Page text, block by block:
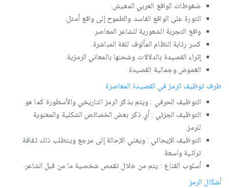
ضغوطات الواقع العربي المعيش.
الثورة على الواقع الفاسد والطموح إلى واقع أمثل.
واقع التجربة الشعورية للشاعر المعاصر.
كسر رتابة النظام المألوف للغة المباشرة.
إثراء القصيدة بالدلالات وشحنها بالمعاني الرمزية.
الغموض وجمالية القصيدة.
طرف توظيف الرمز في القصيدة المعاصرة
التوظيف الحرفي : ويتم بذكر الرمز التاريخي والأسطورة كما هو.
التوظيف الجزئي : أي ذكر بعض الخصائص الشكلية والمعنوية
للرمز.
التوظيف الإيحائي : ويعني الإحالة إلى مرجع ويتطلب ذلك ثقافة
تراثية واسعة.
أسلوب القناع : يتم من خلال تقمص شخصية ما من قبل الشاعر.
أشكال الرمز